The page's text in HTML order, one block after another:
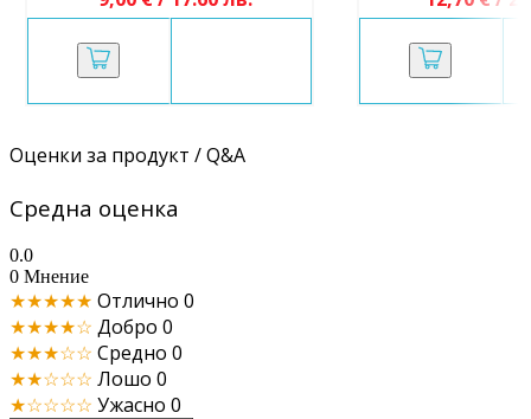
Оценки за продукт / Q&A
Средна оценка
0.0
0 Мнение
★★★★★ Отлично 0
★★★★☆ Добро 0
★★★☆☆ Средно 0
★★☆☆☆ Лошо 0
★☆☆☆☆ Ужасно 0